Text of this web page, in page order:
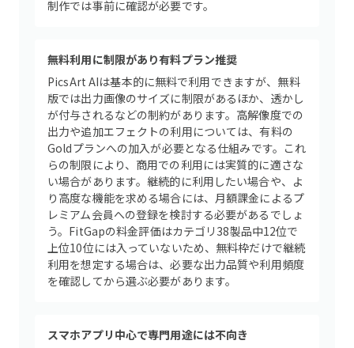
制作では事前に確認が必要です。
無料利用に制限があり有料プラン推奨
PicsArt AIは基本的に無料で利用できますが、無料
版では出力画像のサイズに制限があるほか、透かし
が付与されるなどの制約があります。高解像度での
出力や追加エフェクトの利用については、有料の
Goldプランへの加入が必要となる仕組みです。これ
らの制限により、商用での利用には実質的に適さな
い場合があります。継続的に利用したい場合や、よ
り高度な機能を求める場合には、月額課金によるプ
レミアム会員への登録を検討する必要があるでしょ
う。FitGapの料金評価はカテゴリ38製品中12位で
上位10位には入っていないため、無料枠だけで継続
利用を想定する場合は、必要な出力品質や利用頻度
を確認してから選ぶ必要があります。
スマホアプリ中心で専門用途には不向き